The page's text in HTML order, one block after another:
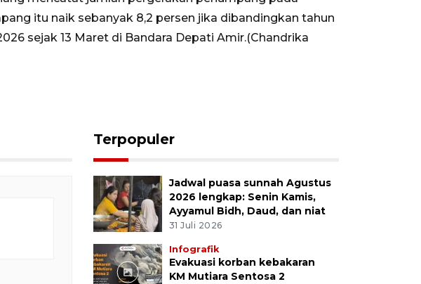
itu naik sebanyak 8,2 persen jika dibandingkan tahun
sejak 13 Maret di Bandara Depati Amir.(Chandrika
Terpopuler
Jadwal puasa sunnah Agustus
2026 lengkap: Senin Kamis,
Ayyamul Bidh, Daud, dan niat
31 Juli 2026
Infografik
Evakuasi korban kebakaran
KM Mutiara Sentosa 2